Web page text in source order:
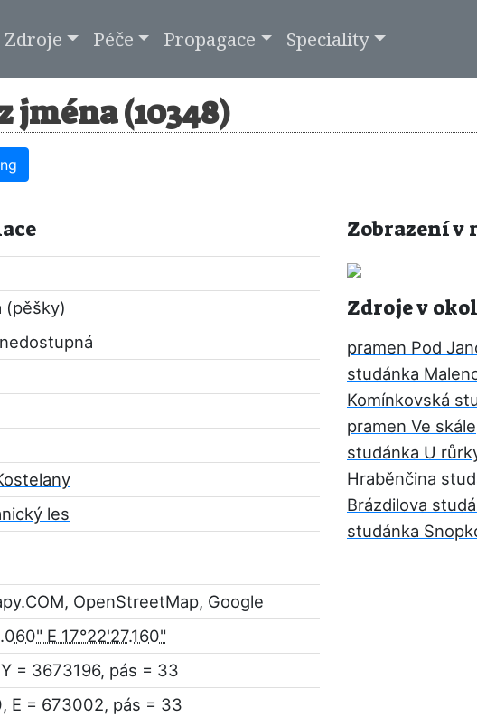
Zdroje Péče Propagace Speciality
jména (10348)
(pěšky)
les
, OpenStreetMap, Google
E 17°22'27.160"
= 3673196, pás = 33
E = 673002, pás = 33
Zobrazení v
Zdroje v
pramen Pod
studánka
Komínkovská
pramen Ve skále
studánka U
Hraběnčina
Brázdilova
studánka